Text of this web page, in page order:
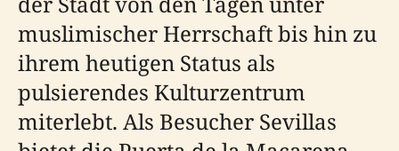
muslimischer Herrschaft bis hin zu
ihrem heutigen Status als
pulsierendes Kulturzentrum
miterlebt. Als Besucher Sevillas